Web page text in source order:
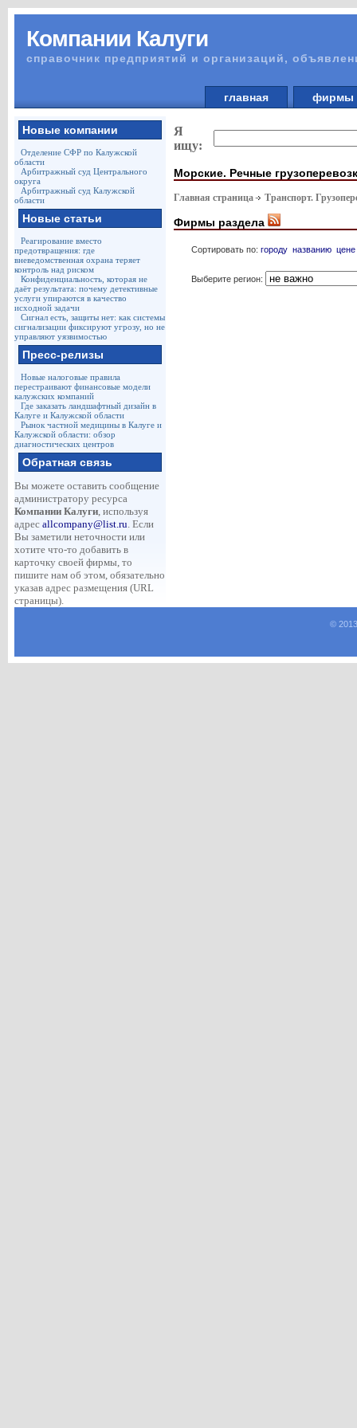
Компании Калуги
справочник предприятий и организаций,
главная
Новые компании
Отделение СФР по Калужской
области
Арбитражный суд Центрального
округа
Арбитражный суд Калужской
области
Новые статьи
Реагирование вместо
предотвращения: где
вневедомственная охрана теряет
контроль над риском
Конфиденциальность, которая не
даёт результата: почему детективные
услуги упираются в качество
исходной задачи
Сигнал есть, защиты нет: как системы
сигнализации фиксируют угрозу, но не
управляют уязвимостью
Пресс-релизы
Новые налоговые правила
перестраивают финансовые модели
калужских компаний
Где заказать ландшафтный дизайн в
Калуге и Калужской области
Рынок частной медицины в Калуге и
Калужской области: обзор
диагностических центров
Обратная связь
Вы можете оставить сообщение
администратору ресурса
Компании Калуги, используя
адрес allcompany@list.ru. Если
Вы заметили неточности или
хотите что-то добавить в
карточку своей фирмы, то
пишите нам об этом, обязательно
указав адрес размещения (URL
страницы).
Я
ищу:
Морские. Речные
Главная страница Транспорт.
Фирмы раздела
Сортировать по: городу названию цене
Выберите регион:
©